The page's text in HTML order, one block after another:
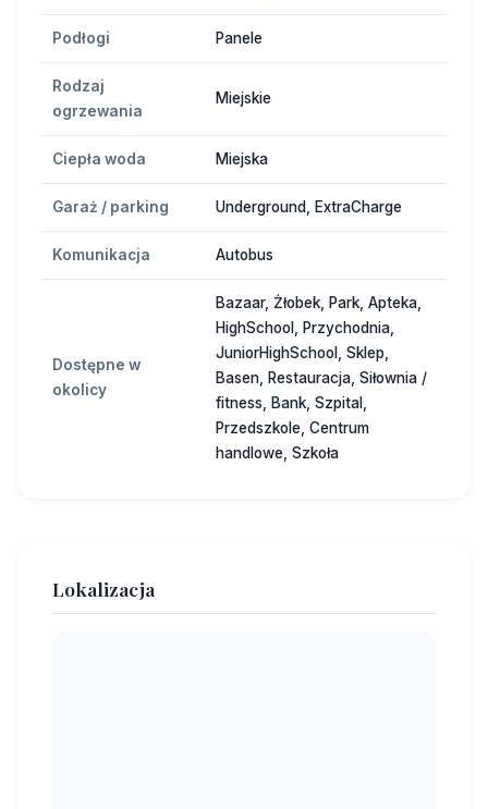
Podłogi Panele
Rodzaj
ogrzewania
Miejskie
Ciepła woda Miejska
Garaż / parking Underground, ExtraCharge
Komunikacja Autobus
Dostępne w
okolicy
Bazaar, Żłobek, Park, Apteka,
HighSchool, Przychodnia,
JuniorHighSchool, Sklep,
Basen, Restauracja, Siłownia /
fitness, Bank, Szpital,
Przedszkole, Centrum
handlowe, Szkoła
Lokalizacja